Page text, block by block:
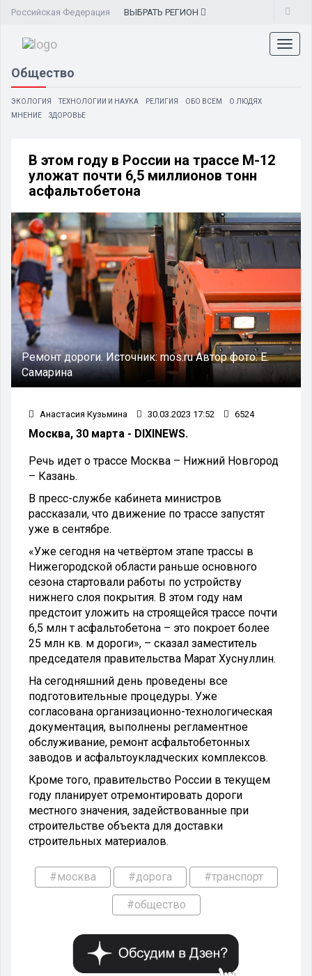
Российская Федерация ВЫБРАТЬ РЕГИОН
Общество
ЭКОЛОГИЯ ТЕХНОЛОГИИ И НАУКА РЕЛИГИЯ ОБО ВСЕМ
О ЛЮДЯХ
МНЕНИЕ
ЗДОРОВЬЕ
В этом году в России на трассе М-12
уложат почти 6,5 миллионов тонн
асфальтобетона
Ремонт дороги.Источник:mos.ruАвтор фото:Е.
Самарина
Анастасия Кузьмина 30.03.2023 17:52 6524
Москва, 30 марта - DIXINEWS.
Речь идет о трассе Москва – Нижний Новгород
– Казань.
В пресс-службе кабинета министров
рассказали, что движение по трассе запустят
уже в сентябре.
«Уже сегодня на четвёртом этапе трассы в
Нижегородской области раньше основного
сезона стартовали работы по устройству
нижнего слоя покрытия. В этом году нам
предстоит уложить на строящейся трассе почти
6,5 млн т асфальтобетона – это покроет более
25 млн кв. м дороги», – сказал заместитель
председателя правительства Марат Хуснуллин.
На сегодняшний день проведены все
подготовительные процедуры. Уже
согласована организационно-технологическая
документация, выполнены регламентное
обслуживание, ремонт асфальтобетонных
заводов и асфальтоукладческих комплексов.
Кроме того, правительство России в текущем
году планирует отремонтировать дороги
местного значения, задействованные при
строительстве объекта для доставки
строительных материалов.
#москва #дорога #транспорт
#общество